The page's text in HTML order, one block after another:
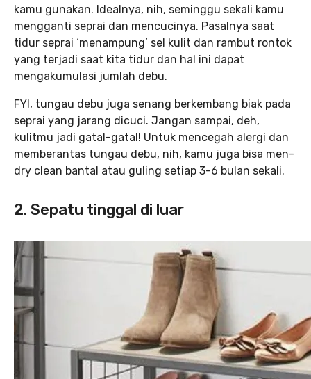
kamu gunakan. Idealnya, nih, seminggu sekali kamu
mengganti seprai dan mencucinya. Pasalnya saat
tidur seprai ‘menampung’ sel kulit dan rambut rontok
yang terjadi saat kita tidur dan hal ini dapat
mengakumulasi jumlah debu.
FYI, tungau debu juga senang berkembang biak pada
seprai yang jarang dicuci. Jangan sampai, deh,
kulitmu jadi gatal-gatal! Untuk mencegah alergi dan
memberantas tungau debu, nih, kamu juga bisa men-
dry clean bantal atau guling setiap 3-6 bulan sekali.
2. Sepatu tinggal di luar